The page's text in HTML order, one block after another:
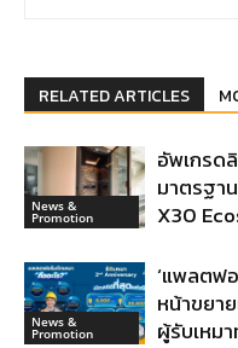
RELATED ARTICLES
News &
Promotion
อัพเกรด
มาตรฐา
X30
News &
Promotion
‘แพลตฟ
หน้าขยา
ผู้รับเหม